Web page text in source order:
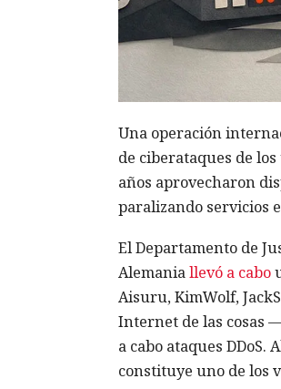
Una operación
de ciberataques de
años aprovecharon
paralizando servicios
El Departamento de
Alemaniallevó a cabo
Aisuru, KimWolf,
Internet de las cosas
a cabo ataques
constituye uno de los